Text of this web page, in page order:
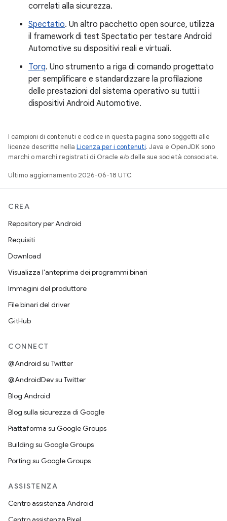
correlati alla sicurezza.
Spectatio. Un altro pacchetto open source, utilizza
il framework di test Spectatio per testare Android
Automotive su dispositivi reali e virtuali.
Torq. Uno strumento a riga di comando progettato
per semplificare e standardizzare la profilazione
delle prestazioni del sistema operativo su tutti i
dispositivi Android Automotive.
I campioni di contenuti e codice in questa pagina sono soggetti alle
licenze descritte nella Licenza per i contenuti. Java e OpenJDK sono
marchi o marchi registrati di Oracle e/o delle sue società consociate.
Ultimo aggiornamento 2026-06-18 UTC.
CREA
Repository per Android
Requisiti
Download
Visualizza l'anteprima dei programmi binari
Immagini del produttore
File binari del driver
GitHub
CONNECT
@Android su Twitter
@AndroidDev su Twitter
Blog Android
Blog sulla sicurezza di Google
Piattaforma su Google Groups
Building su Google Groups
Porting su Google Groups
ASSISTENZA
Centro assistenza Android